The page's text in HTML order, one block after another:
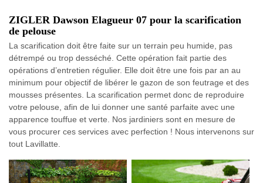
ZIGLER Dawson Elagueur 07 pour la scarification
de pelouse
La scarification doit être faite sur un terrain peu humide, pas
détrempé ou trop desséché. Cette opération fait partie des
opérations d’entretien régulier. Elle doit être une fois par an au
minimum pour objectif de libérer le gazon de son feutrage et des
mousses présentes. La scarification permet donc de reproduire
votre pelouse, afin de lui donner une santé parfaite avec une
apparence touffue et verte. Nos jardiniers sont en mesure de
vous procurer ces services avec perfection ! Nous intervenons sur
tout Lavillatte.